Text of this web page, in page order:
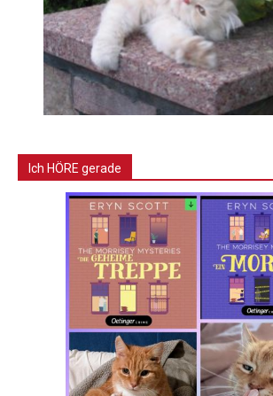
Ich HÖRE gerade